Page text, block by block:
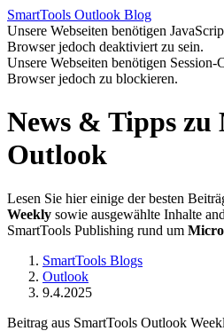
SmartTools Outlook Blog
Unsere Webseiten benötigen
Browser jedoch deaktiviert zu sein.
Unsere Webseiten benötigen
Browser jedoch zu blockieren.
News & Tipps zu
Outlook
Lesen Sie hier einige der besten
Weekly sowie ausgewählte Inhalte
SmartTools Publishing rund um
SmartTools Blogs
Outlook
9.4.2025
Beitrag aus SmartTools Outlook